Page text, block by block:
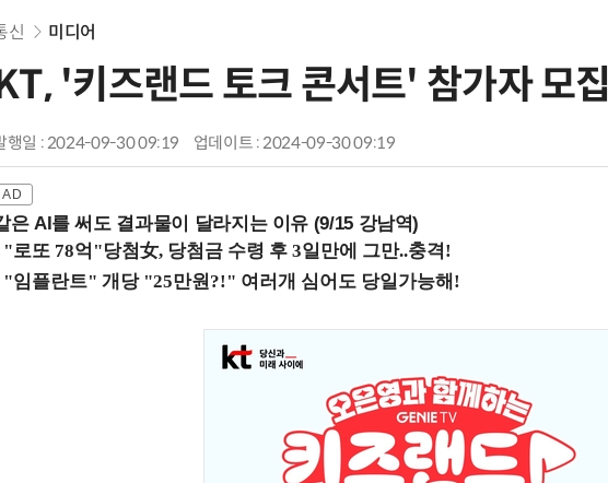
신 미디어
'키즈랜드 토크 콘서트' 참가자 모집
행일 : 2024-09-30 09:19 업데이트 : 2024-09-30 09:19
은 AI를 써도 결과물이 달라지는 이유 (9/15 강남역)